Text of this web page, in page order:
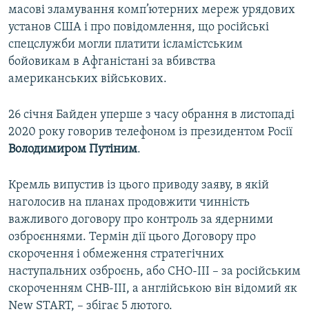
масові зламування комп’ютерних мереж урядових
установ США і про повідомлення, що російські
спецслужби могли платити ісламістським
бойовикам в Афганістані за вбивства
американських військових.
26 січня Байден уперше з часу обрання в листопаді
2020 року говорив телефоном із президентом Росії
Володимиром Путіним.
Кремль випустив із цього приводу заяву, в якій
наголосив на планах продовжити чинність
важливого договору про контроль за ядерними
озброєннями. Термін дії цього Договору про
скорочення і обмеження стратегічних
наступальних озброєнь, або СНО-III – за російським
скороченням СНВ-III, а англійською він відомий як
New START, – збігає 5 лютого.